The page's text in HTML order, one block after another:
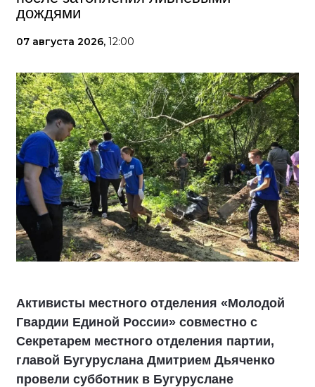
дождями
07 августа 2026, 12:00
Активисты местного отделения «Молодой
Гвардии Единой России» совместно с
Секретарем местного отделения партии,
главой Бугуруслана Дмитрием Дьяченко
провели субботник в Бугуруслане